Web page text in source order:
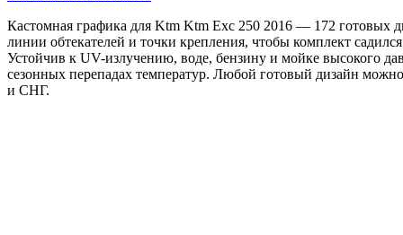
Кастомная графика для Ktm Ktm Exc 250 2016 — 172 готовых
линии обтекателей и точки крепления, чтобы комплект
Устойчив к UV-излучению, воде, бензину и мойке высокого
сезонных перепадах температур. Любой готовый дизайн
и СНГ.